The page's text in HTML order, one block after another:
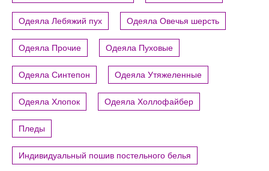
Одеяла Лебяжий пух Одеяла Овечья шерсть
Одеяла Прочие Одеяла Пуховые
Одеяла Синтепон Одеяла Утяжеленные
Одеяла Хлопок Одеяла Холлофайбер
Пледы
Индивидуальный пошив постельного белья